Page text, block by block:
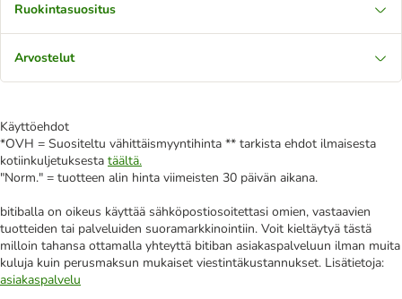
Ruokintasuositus
Arvostelut
Käyttöehdot
*OVH = Suositeltu vähittäismyyntihinta ** tarkista ehdot ilmaisesta
kotiinkuljetuksesta täältä.
"Norm." = tuotteen alin hinta viimeisten 30 päivän aikana.
bitiballa on oikeus käyttää sähköpostiosoitettasi omien, vastaavien
tuotteiden tai palveluiden suoramarkkinointiin. Voit kieltäytyä tästä
milloin tahansa ottamalla yhteyttä bitiban asiakaspalveluun ilman muita
kuluja kuin perusmaksun mukaiset viestintäkustannukset. Lisätietoja:
asiakaspalvelu